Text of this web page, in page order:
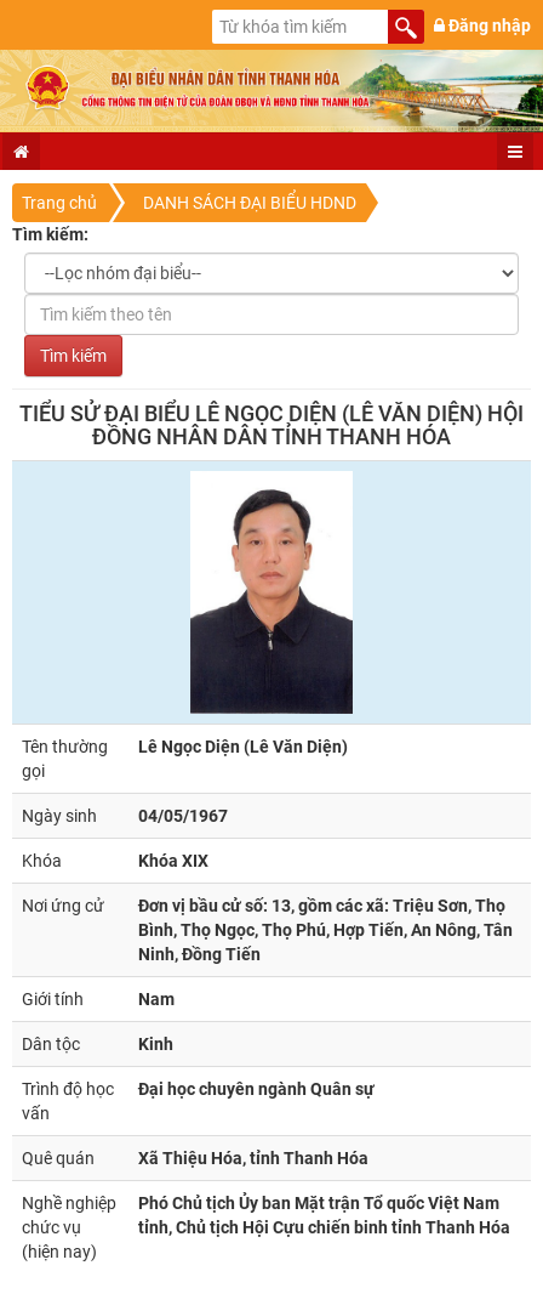
Đăng nhập
Trang chủ
DANH SÁCH ĐẠI BIỂU HDND
Tìm kiếm:
TIỂU SỬ ĐẠI BIỂU LÊ NGỌC DIỆN (LÊ VĂN DIỆN) HỘI
ĐỒNG NHÂN DÂN TỈNH THANH HÓA
Tên thường
gọi
Lê Ngọc Diện (Lê Văn Diện)
Ngày sinh 04/05/1967
Khóa Khóa XIX
Nơi ứng cử
Đơn vị bầu cử số: 13, gồm các xã: Triệu Sơn, Thọ
Bình, Thọ Ngọc, Thọ Phú, Hợp Tiến, An Nông, Tân
Ninh, Đồng Tiến
Giới tính Nam
Dân tộc Kinh
Trình độ học
vấn
Đại học chuyên ngành Quân sự
Quê quán Xã Thiệu Hóa, tỉnh Thanh Hóa
Nghề nghiệp
chức vụ
(hiện nay)
Phó Chủ tịch Ủy ban Mặt trận Tổ quốc Việt Nam
tỉnh, Chủ tịch Hội Cựu chiến binh tỉnh Thanh Hóa